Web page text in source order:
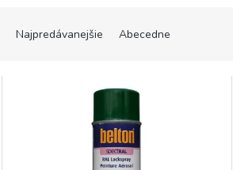
Najpredávanejšie Abecedne